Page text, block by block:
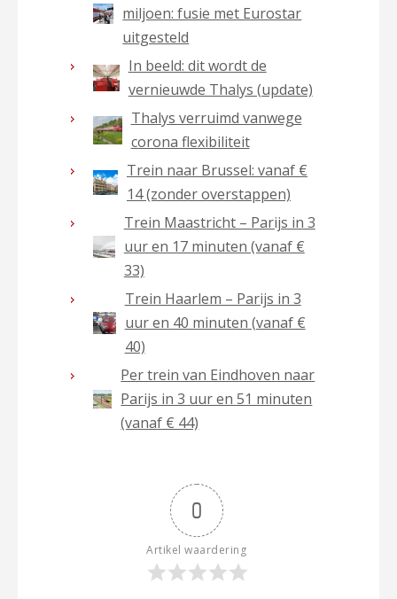
miljoen: fusie met Eurostar
uitgesteld
In beeld: dit wordt de
vernieuwde Thalys (update)
Thalys verruimd vanwege
corona flexibiliteit
Trein naar Brussel: vanaf €
14 (zonder overstappen)
Trein Maastricht – Parijs in 3
uur en 17 minuten (vanaf €
33)
Trein Haarlem – Parijs in 3
uur en 40 minuten (vanaf €
40)
Per trein van Eindhoven naar
Parijs in 3 uur en 51 minuten
(vanaf € 44)
0
Artikel waardering